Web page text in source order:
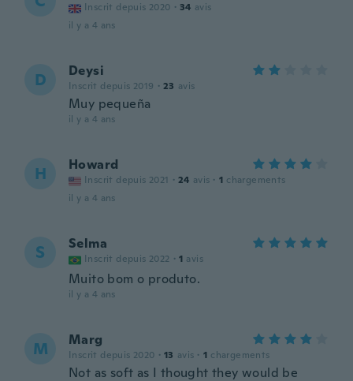
Inscrit depuis 2020 · 34 avis
il y a 4 ans
D Deysi
Inscrit depuis 2019 · 23 avis
Muy pequeña
il y a 4 ans
H Howard
Inscrit depuis 2021 · 24 avis · 1 chargements
il y a 4 ans
S Selma
Inscrit depuis 2022 · 1 avis
Muito bom o produto.
il y a 4 ans
M Marg
Inscrit depuis 2020 · 13 avis · 1 chargements
Not as soft as I thought they would be